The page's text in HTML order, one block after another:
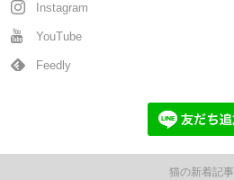
Instagram
YouTube
Feedly
猫の新着記事